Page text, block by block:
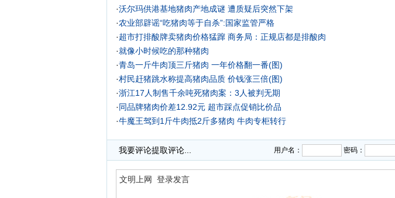
·沃尔玛供港基地猪肉产地成谜 遭质疑后突然下架
·农业部辟谣“吃猪肉等于自杀”:国家监管严格
·超市打排酸牌卖猪肉价格猛蹿 商务局：正规店都是排酸肉
·就像小时候吃的那种猪肉
·青岛一斤牛肉顶三斤猪肉 一年价格翻一番(图)
·村民赶猪跳水称提高猪肉品质 价钱涨三倍(图)
·浙江17人制售千余吨死猪肉案：3人被判无期
·同品牌猪肉价差12.92元 超市踩点促销比价品
·牛魔王驾到1斤牛肉抵2斤多猪肉 牛肉专柜转行
我要评论提取评论... 用户名： 密码：